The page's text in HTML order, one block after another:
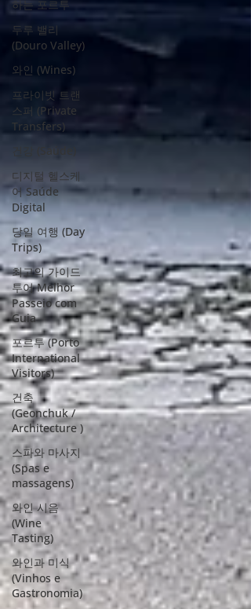
하는 포르투
두루 밸리
(Douro Valley)
와인 (Wines)
프라이빗 트랜
스퍼 (Private
Transfers)
디지털 헬스케
어 Saúde
Digital
당일 여행 (Day
Trips)
최고의 가이드
투어 Melhor
Passeio com
Guia
포르투 (Porto
International
Visitors)
건축
(Geonchuk /
Architecture )
스파와 마사지
(Spas e
massagens)
와인 시음
(Wine
Tasting)
와인과 미식
(Vinhos e
Gastronomia)